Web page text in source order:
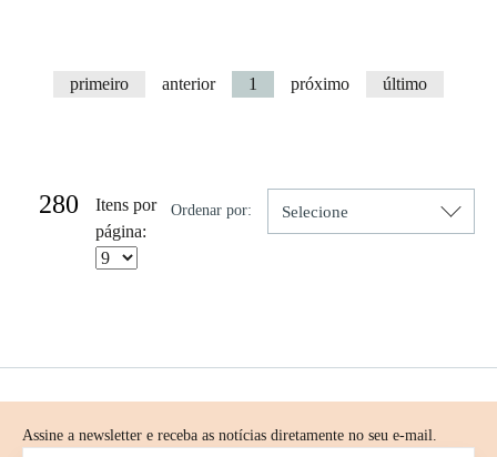
primeiro anterior 1 próximo último
280 Ordenar por:
Itens por
página:
Assine a newsletter e receba as notícias diretamente no seu e-mail.